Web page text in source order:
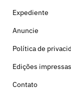
Expediente
Anuncie
Política de
Edições impressas
Contato